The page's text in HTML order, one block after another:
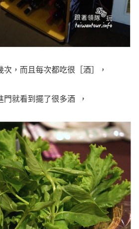
，而且每次都吃很［酒］，
就看到擺了很多酒 ，